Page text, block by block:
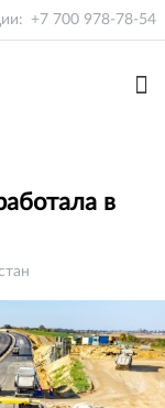
+7 700 978-78-54
в